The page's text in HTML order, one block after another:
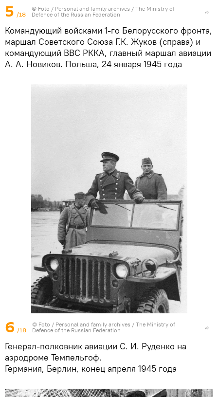
5 /18
© Foto / Personal and family archives / The Ministry of
Defence of the Russian Federation
Командующий войсками 1-го Белорусского фронта,
маршал Советского Союза Г.К. Жуков (справа) и
командующий ВВС РККА, главный маршал авиации
А. А. Новиков. Польша, 24 января 1945 года
6 /18
© Foto / Personal and family archives / The Ministry of
Defence of the Russian Federation
Генерал-полковник авиации С. И. Руденко на
аэродроме Темпельгоф.
Германия, Берлин, конец апреля 1945 года